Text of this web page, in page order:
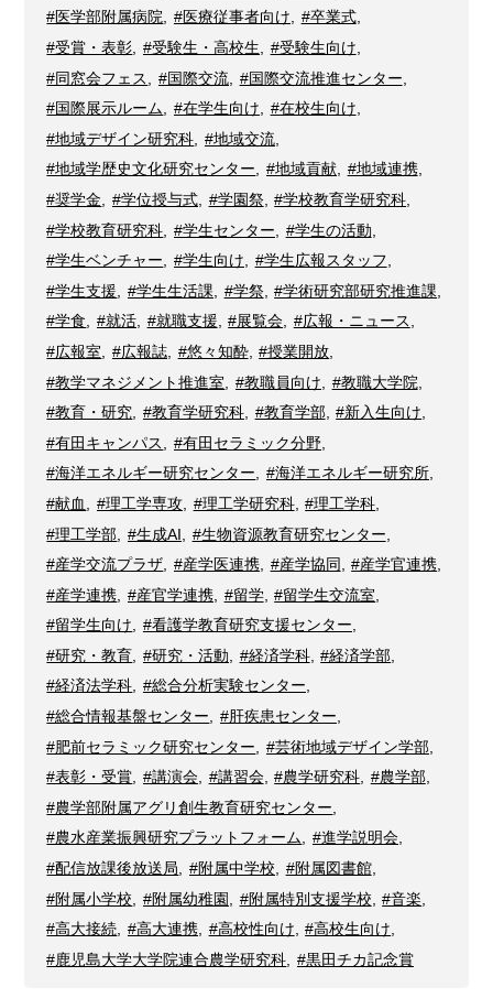
#医学部附属病院, #医療従事者向け, #卒業式,
#受賞・表彰
#受験生・高校生 #受験生向け
#同窓会フェス
#国際交流, #国際交流推進センター
#国際展示ルーム
#在学生向け #在校生向け
#地域デザイン研究科
#地域交流,
#地域学歴史文化研究センター, #地域貢献, #地域連携,
#奨学金
#学位授与式, #学園祭, #学校教育学研究科
#学校教育研究科
#学生センター #学生の活動
#学生ベンチャー
#学生向け #学生広報スタッフ
#学生支援
#学生生活課 #学祭, #学術研究部研究推進課
#学食, #就活, #就職支援, #展覧会, #広報・ニュース,
#広報室
#広報誌, #悠々知酔, #授業開放
#教学マネジメント推進室
#教職員向け #教職大学院
#教育・研究
#教育学研究科, #教育学部, #新入生向け
#有田キャンパス
#有田セラミック分野,
#海洋エネルギー研究センター, #海洋エネルギー研究所,
#献血
#理工学専攻, #理工学研究科, #理工学科
#理工学部
#生成AI #生物資源教育研究センター
#産学交流プラザ
#産学医連携, #産学協同 #産学官連携
#産学連携
#産官学連携, #留学, #留学生交流室
#留学生向け, #看護学教育研究支援センター,
#研究・教育
#研究・活動 #経済学科, #経済学部
#経済法学科, #総合分析実験センター,
#総合情報基盤センター
#肝疾患センター
#肥前セラミック研究センター
#芸術地域デザイン学部,
#表彰・受賞, #講演会, #講習会, #農学研究科, #農学部,
#農学部附属アグリ創生教育研究センター
#農水産業振興研究プラットフォーム, #進学説明会,
#配信放課後放送局
#附属中学校 #附属図書館,
#附属小学校
#附属幼稚園 #附属特別支援学校 #音楽
#高大接続, #高大連携, #高校性向け, #高校生向け,
#鹿児島大学大学院連合農学研究科
#黒田チカ記念賞